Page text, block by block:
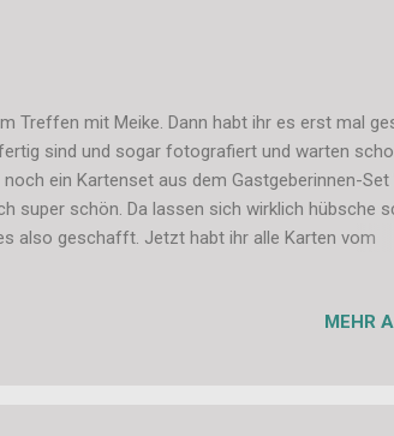
Treffen mit Meike. Dann habt ihr es erst mal
sind und sogar fotografiert und warten
ein Kartenset aus dem Gastgeberinnen-Set
super schön. Da lassen sich wirklich hübsche
also geschafft. Jetzt habt ihr alle Karten vom
gefasst machen. Man kann ja auch
MEHR